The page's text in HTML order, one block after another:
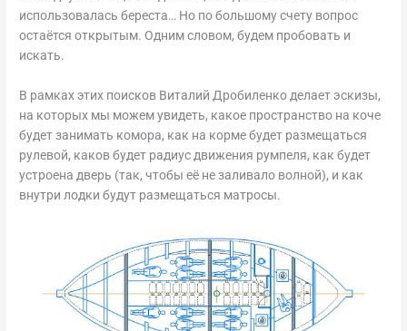
использовалась береста… Но по большому счету вопрос
остаётся открытым. Одним словом, будем пробовать и
искать.
В рамках этих поисков Виталий Дробиленко делает эскизы,
на которых мы можем увидеть, какое пространство на коче
будет занимать комора, как на корме будет размещаться
рулевой, каков будет радиус движения румпеля, как будет
устроена дверь (так, чтобы её не заливало волной), и как
внутри лодки будут размещаться матросы.